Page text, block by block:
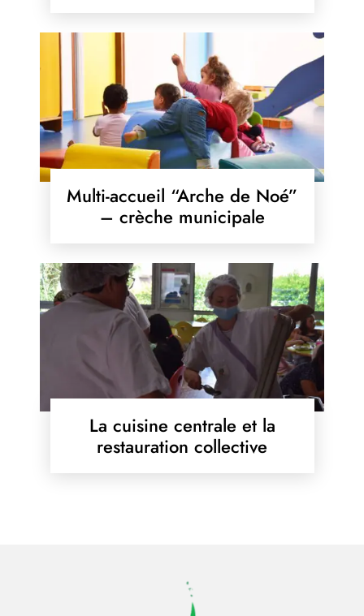
Multi-accueil “Arche de Noé”
– crèche municipale
La cuisine centrale et la
restauration collective